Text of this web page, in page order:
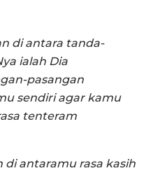
di antara tanda-
ialah Dia
pasangan
sendiri agar kamu
tenteram
di antaramu rasa kasih